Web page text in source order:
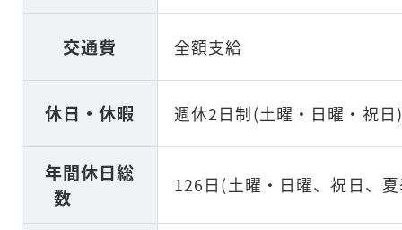
交通費 全額支給
休日・休暇 週休2日制(土曜・日曜・祝日
年間休日総
数
126日(土曜・日曜、祝日、